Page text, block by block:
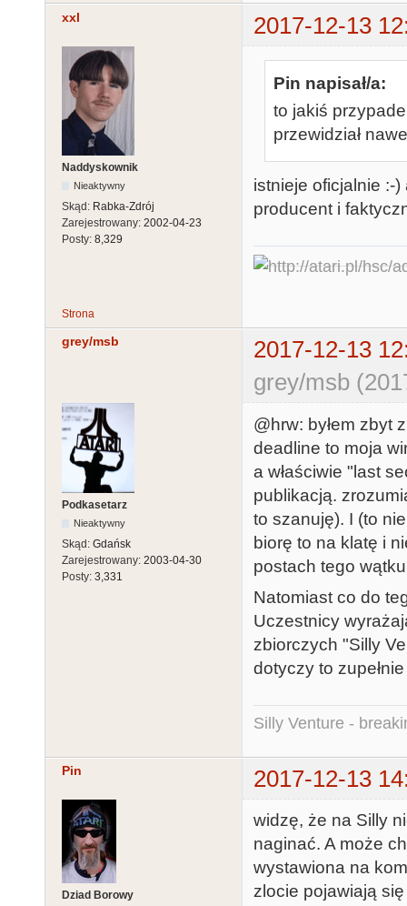
xxl 2017-12-13
Naddyskownik
Nieaktywny
Skąd: Rabka-Zdrój
Zarejestrowany: 2002-04-23
Posty: 8,329
Pin napisał/a:
to jakiś
przewidział
istnieje oficjalnie :-
producent i
Strona
grey/msb
2017-12-13
grey/msb
Podkasetarz
Nieaktywny
Skąd: Gdańsk
Zarejestrowany: 2003-04-30
Posty: 3,331
@hrw: byłem zbyt
deadline to moja
a właściwie "last
publikacją.
to szanuję). I (to
biorę to na klatę i
postach tego
Natomiast co do
Uczestnicy
zbiorczych "Silly
dotyczy to
Silly Venture -
Pin 2017-12-13
Dziad Borowy
widzę, że na Silly
naginać. A może
wystawiona na
zlocie pojawiają